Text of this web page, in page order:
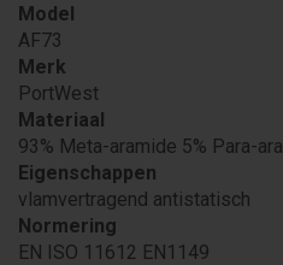
Model
AF73
Merk
PortWest
Materiaal
93% Meta-aramide 5% Para-
Eigenschappen
vlamvertragend antistatisch
Normering
EN ISO 11612 EN1149